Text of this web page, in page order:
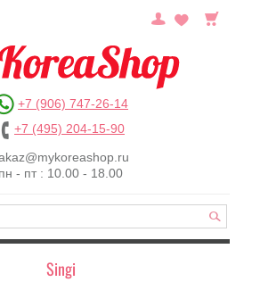
+7 (906) 747-26-14
+7 (495) 204-15-90
пн - пт : 10.00 - 18.00
Singi